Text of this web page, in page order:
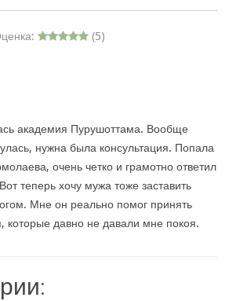
(5)
академия Пурушоттама. Вообще
нужна была консультация. Попала
очень четко и грамотно ответил
теперь хочу мужа тоже заставить
Мне он реально помог принять
которые давно не давали мне покоя.